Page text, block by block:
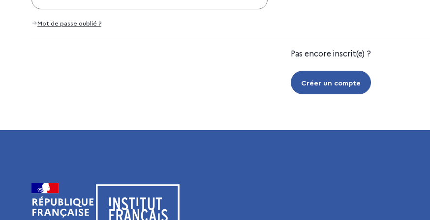
Mot de passe oublié ?
Pas encore inscrit(e) ?
Créer un compte
Visiter le site de l’Institut français